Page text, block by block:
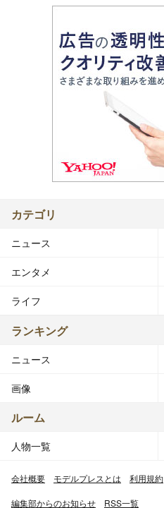
カテゴリ
ニュース
エンタメ
ライフ
ランキング
ニュース
画像
ルーム
人物一覧
会社概要 モデルプレスとは 利用規約
編集部からのお知らせ RSS一覧